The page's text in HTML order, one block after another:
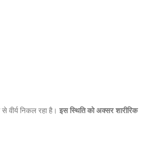
वीर्य निकल रहा है। इस स्थिति को अक्सर शारीरिक